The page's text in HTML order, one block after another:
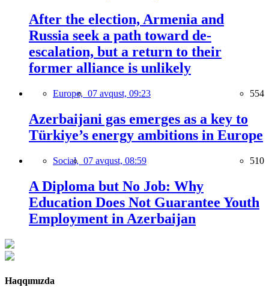
After the election, Armenia and
Russia seek a path toward de-
escalation, but a return to their
former alliance is unlikely
Europe, 07 avqust, 09:23 554
Azerbaijani gas emerges as a key to
Türkiye’s energy ambitions in Europe
Social, 07 avqust, 08:59 510
A Diploma but No Job: Why
Education Does Not Guarantee Youth
Employment in Azerbaijan
Haqqımızda